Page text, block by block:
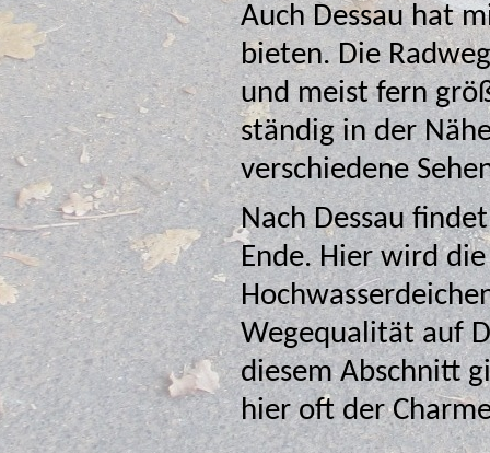
Auch Dessau hat mit seiner
bieten. Die Radwege
und meist fern
ständig in der Nähe der Elbe,
verschiedene
Nach Dessau
Ende. Hier wird die Strecke häufig an oder
Wegequalität auf
diesem Abschnitt gibt es noch
hier oft der